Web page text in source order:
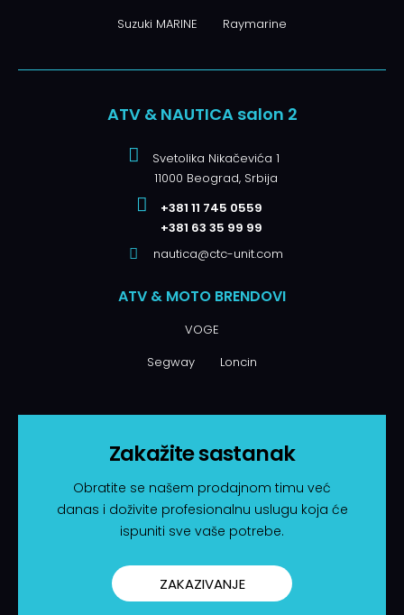
Suzuki MARINE Raymarine
ATV & NAUTICA salon 2
Svetolika Nikačevića 1
11000 Beograd, Srbija
+381 11 745 0559
+381 63 35 99 99
nautica@ctc-unit.com
ATV & MOTO BRENDOVI
VOGE
Segway Loncin
Zakažite sastanak
Obratite se našem prodajnom timu već
danas i doživite profesionalnu uslugu koja će
ispuniti sve vaše potrebe.
ZAKAZIVANJE